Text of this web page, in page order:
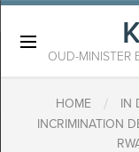
OUD-MINISTER
HOME / IN
INCRIMINATION